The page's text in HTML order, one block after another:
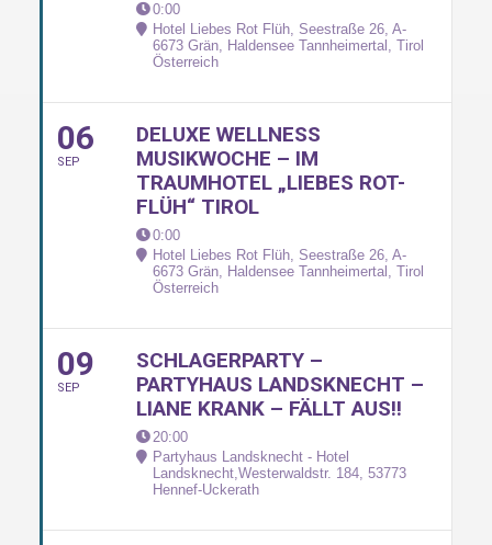
0:00
Hotel Liebes Rot Flüh, Seestraße 26, A-
6673 Grän, Haldensee Tannheimertal, Tirol
Österreich
06
SEP
DELUXE WELLNESS
MUSIKWOCHE – IM
TRAUMHOTEL „LIEBES ROT-
FLÜH“ TIROL
0:00
Hotel Liebes Rot Flüh, Seestraße 26, A-
6673 Grän, Haldensee Tannheimertal, Tirol
Österreich
09
SEP
SCHLAGERPARTY –
PARTYHAUS LANDSKNECHT –
LIANE KRANK – FÄLLT AUS!!
20:00
Partyhaus Landsknecht - Hotel
Landsknecht,Westerwaldstr. 184, 53773
Hennef-Uckerath